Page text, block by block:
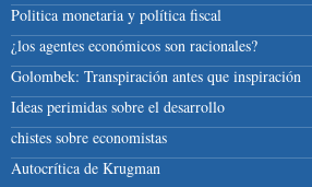
Politica monetaria y política fiscal
¿los agentes económicos son racionales?
Golombek: Transpiración antes que inspiración
Ideas perimidas sobre el desarrollo
chistes sobre economistas
Autocrítica de Krugman